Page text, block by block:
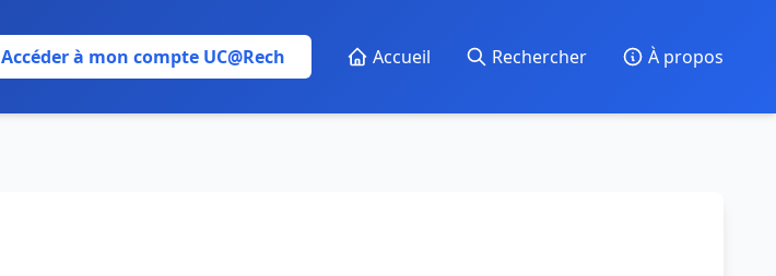
Accéder à mon compte UC@Rech Accueil Rechercher À propos